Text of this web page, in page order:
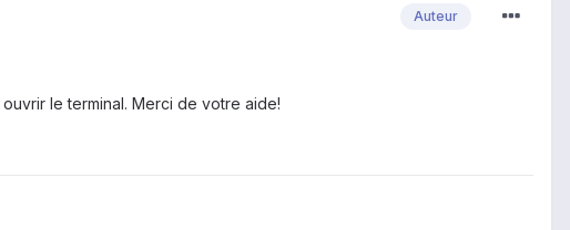
Auteur
le terminal. Merci de votre aide!